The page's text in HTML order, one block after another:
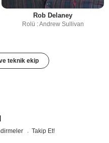
Rob Delaney
Rolü : Andrew Sullivan
teknik ekip
Takip Et!